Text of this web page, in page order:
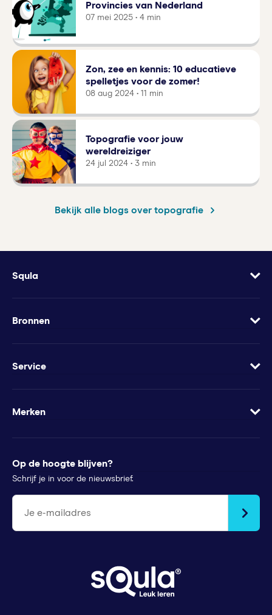
Provincies van Nederland
07 mei 2025 • 4 min
Zon, zee en kennis: 10 educatieve
spelletjes voor de zomer!
08 aug 2024 • 11 min
Topografie voor jouw
wereldreiziger
24 jul 2024 • 3 min
Bekijk alle blogs over topografie
Squla
Over
Vacatures
Bronnen
Blog
Werkbladen
Stichtingen en goede doelen
Service
Veelgestelde vragen
Wachtwoord vergeten
Merken
Futurewhiz
Squla Polen
scoyo
Op de hoogte blijven?
Schrijf je in voor de nieuwsbrief.
Je e-mailadres